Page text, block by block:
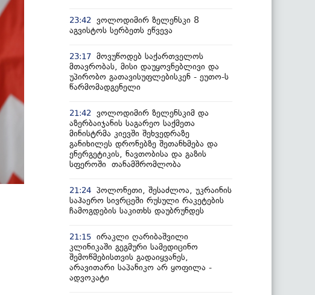
23:42
ვოლოდიმირ ზელენსკი 8
აგვისტოს სერბეთს ეწვევა
23:17 მოვუწოდებ საქართველოს
მთავრობას, მისი დაუყოვნებლივი და
უპირობო გათავისუფლებისკენ - ეუთო-ს
წარმომადგენელი
21:42
ვოლოდიმირ ზელენსკიმ და
აზერბაიჯანის საგარეო საქმეთა
მინისტრმა კიევში შეხვედრაზე
განიხილეს დრონებზე შეთანხმება და
ენერგეტიკის, ნავთობისა და გაზის
სფეროში თანამშრომლობა
21:24 პოლონეთი, შესაძლოა, უკრაინის
საჰაერო სივრცეში რუსული რაკეტების
ჩამოგდების საკითხს დაუბრუნდეს
21:15 ირაკლი ღარიბაშვილი
კლინიკაში გეგმური სამედიცინო
შემოწმებისთვის გადაიყვანეს,
არავითარი საპანიკო არ ყოფილა -
ადვოკატი